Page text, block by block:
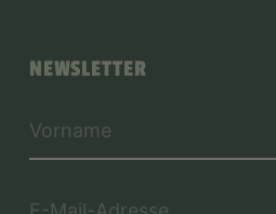
NEWSLETTER